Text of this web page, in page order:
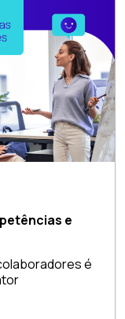
e
é